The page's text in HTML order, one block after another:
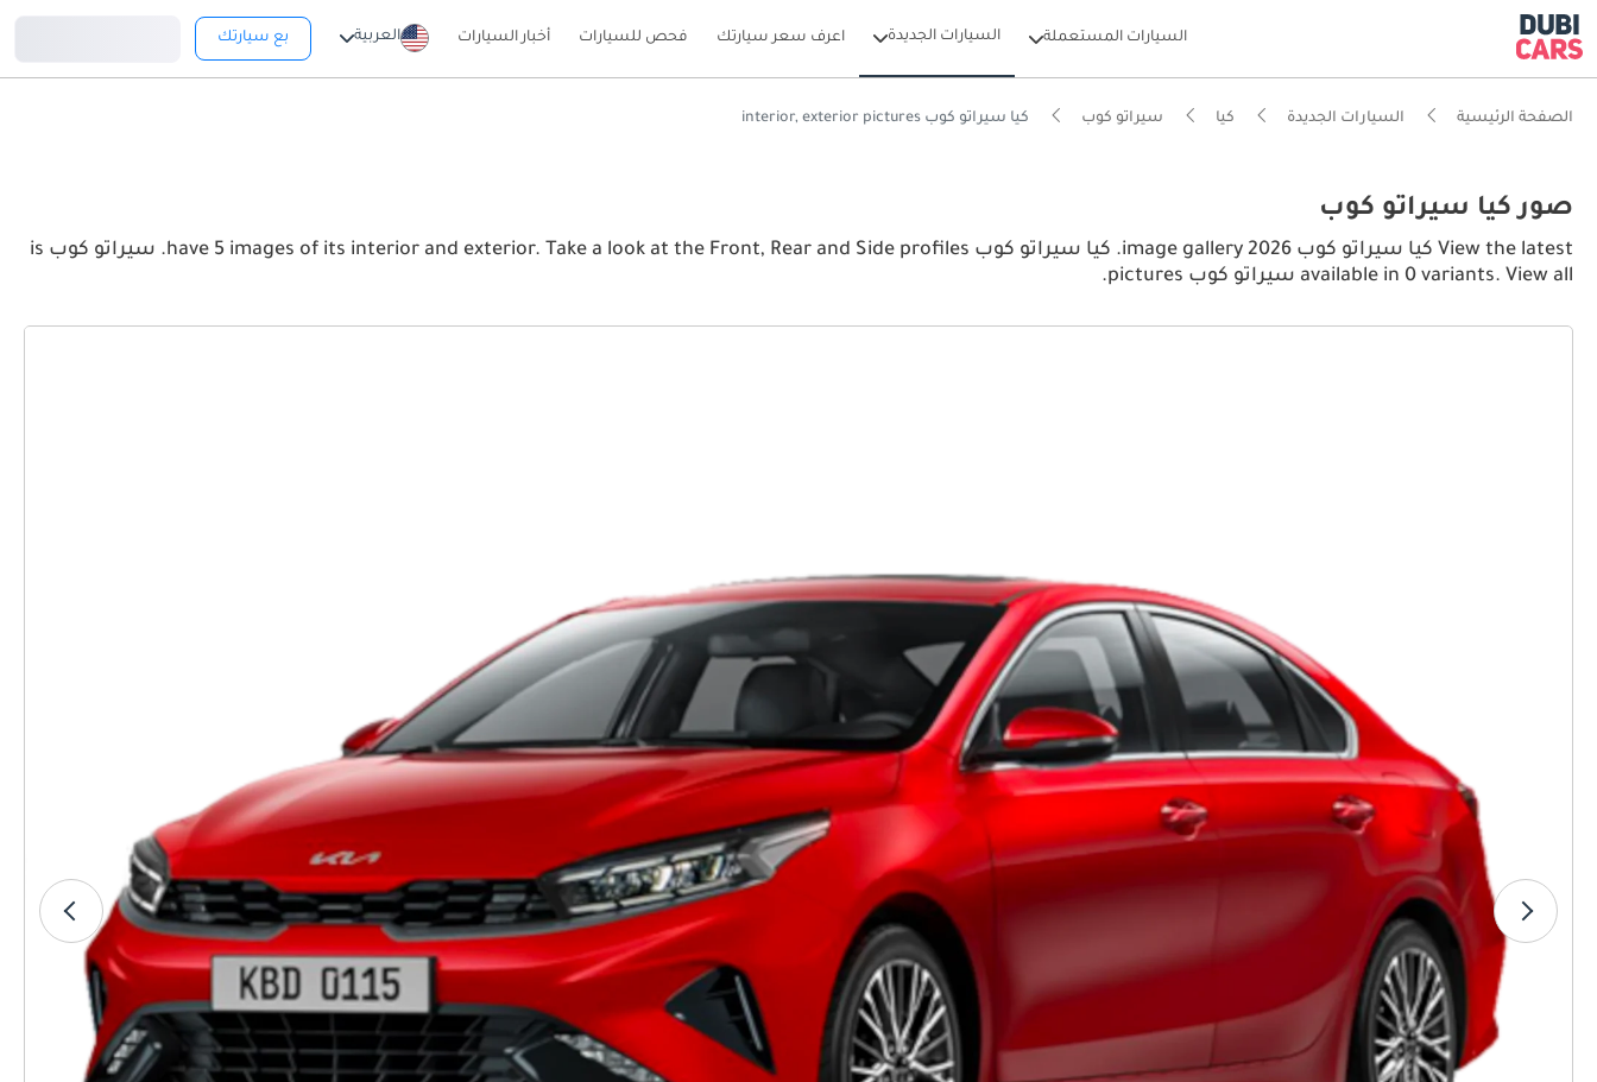
السيارات المستعملة السيارات الجديدة اعرف سعر سيارتك فحص للسيارات أخبار السيارات العربية بع سيارتك
الصفحة الرئيسية السيارات الجديدة كيا سيراتو كوب كيا سيراتو كوب interior, exterior pictures
صور كيا سيراتو كوب
View the latest كيا سيراتو كوب 2026 image gallery. كيا سيراتو كوب have 5 images of its interior and exterior. Take a look at the Front, Rear and Side profiles. سيراتو كوب is
available in 0 variants. View all سيراتو كوب pictures.